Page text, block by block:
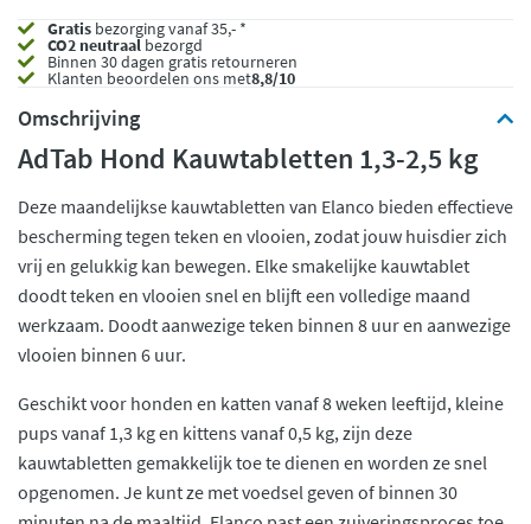
Gratis bezorging vanaf 35,- *
CO2 neutraalbezorgd
Binnen 30 dagen gratis retourneren
Klanten beoordelen ons met8,8/10
Omschrijving
AdTab Hond Kauwtabletten 1,3-2,5 kg
Deze maandelijkse kauwtabletten van Elanco bieden effectieve
bescherming tegen teken en vlooien, zodat jouw huisdier zich
vrij en gelukkig kan bewegen. Elke smakelijke kauwtablet
doodt teken en vlooien snel en blijft een volledige maand
werkzaam. Doodt aanwezige teken binnen 8 uur en aanwezige
vlooien binnen 6 uur.
Geschikt voor honden en katten vanaf 8 weken leeftijd, kleine
pups vanaf 1,3 kg en kittens vanaf 0,5 kg, zijn deze
kauwtabletten gemakkelijk toe te dienen en worden ze snel
opgenomen. Je kunt ze met voedsel geven of binnen 30